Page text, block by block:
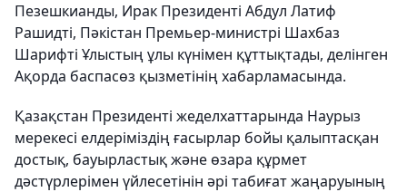
Пезешкианды, Ирак Президенті Абдул Латиф
Рашидті, Пәкістан Премьер-министрі Шахбаз
Шарифті Ұлыстың ұлы күнімен құттықтады, делінген
Ақорда баспасөз қызметінің хабарламасында.
Қазақстан Президенті жеделхаттарында Наурыз
мерекесі елдеріміздің ғасырлар бойы қалыптасқан
достық, бауырластық және өзара құрмет
дәстүрлерімен үйлесетінін әрі табиғат жаңаруының